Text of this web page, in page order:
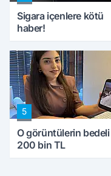
Sigara içenlere kötü
haber!
5
O görüntülerin bedeli
200 bin TL